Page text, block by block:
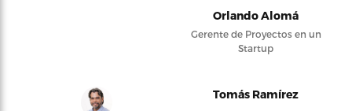
Orlando Alomá
Gerente de Proyectos en un
Startup
Tomás Ramírez